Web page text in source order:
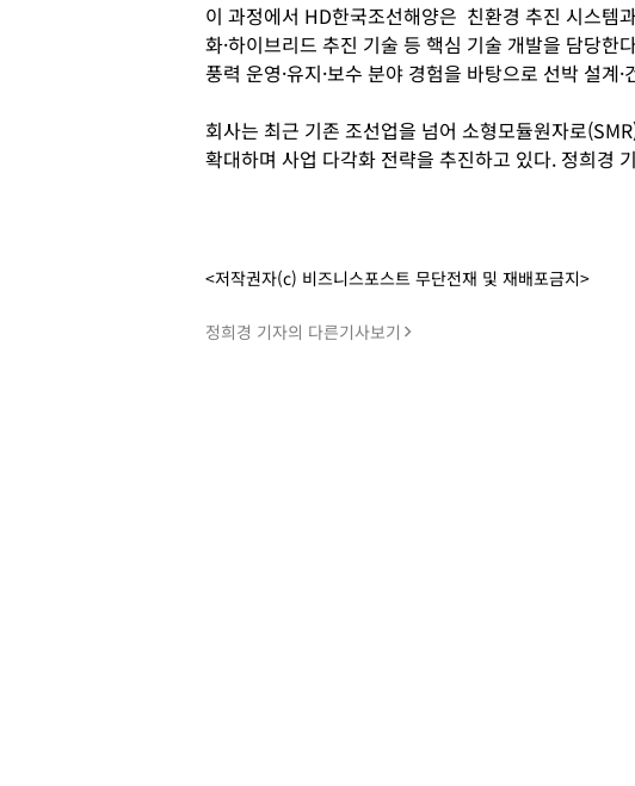
이 과정에서 HD한국조선해양은 친환경 추진 시스템
화·하이브리드 추진 기술 등 핵심 기술 개발을 담당한
풍력 운영·유지·보수 분야 경험을 바탕으로 선박 설계
회사는 최근 기존 조선업을 넘어 소형모듈원자로
확대하며 사업 다각화 전략을 추진하고 있다. 정희경
<저작권자(c) 비즈니스포스트 무단전재 및 재배포금지>
정희경 기자의 다른기사보기